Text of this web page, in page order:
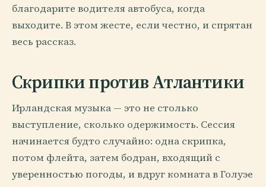
благодарите водителя автобуса, когда
выходите. В этом жесте, если честно, и спрятан
весь рассказ.
Скрипки против Атлантики
Ирландская музыка — это не столько
выступление, сколько одержимость. Сессия
начинается будто случайно: одна скрипка,
потом флейта, затем бодран, входящий с
уверенностью погоды, и вдруг комната в Голуэе